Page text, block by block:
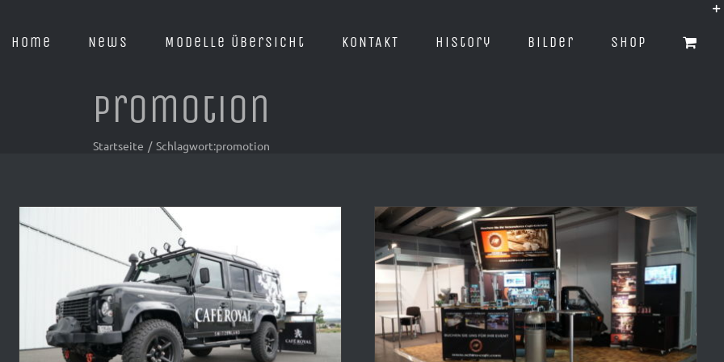
Home News Modelle Übersicht KONTAKT History Bilder Shop
promotion
Startseite / Schlagwort:promotion